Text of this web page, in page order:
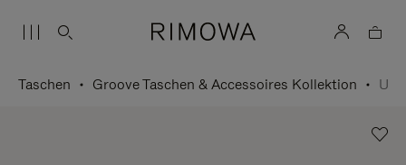
Taschen Groove Taschen & Accessoires Kollektion